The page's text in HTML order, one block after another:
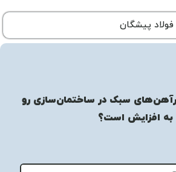
سبک در ساختمان‌سازی رو
به افزایش است؟